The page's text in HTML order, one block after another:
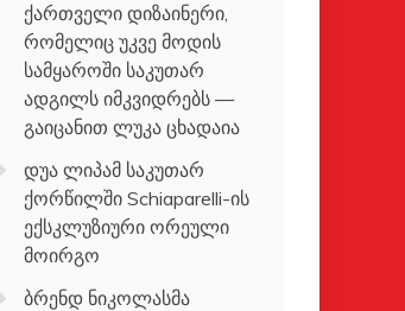
ქართველი დიზაინერი,
რომელიც უკვე მოდის
სამყაროში საკუთარ
ადგილს იმკვიდრებს —
გაიცანით ლუკა ცხადაია
დუა ლიპამ საკუთარ
ქორწილში Schiaparelli-ის
ექსკლუზიური ორეული
მოირგო
ბრენდ ნიკოლასმა